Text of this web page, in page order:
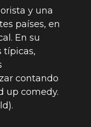
y una
países, en
En su
típicas,
contando
up comedy.